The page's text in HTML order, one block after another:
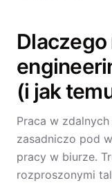
(i jak
Praca w
zasadniczo pod
pracy w biurze.
rozproszonymi